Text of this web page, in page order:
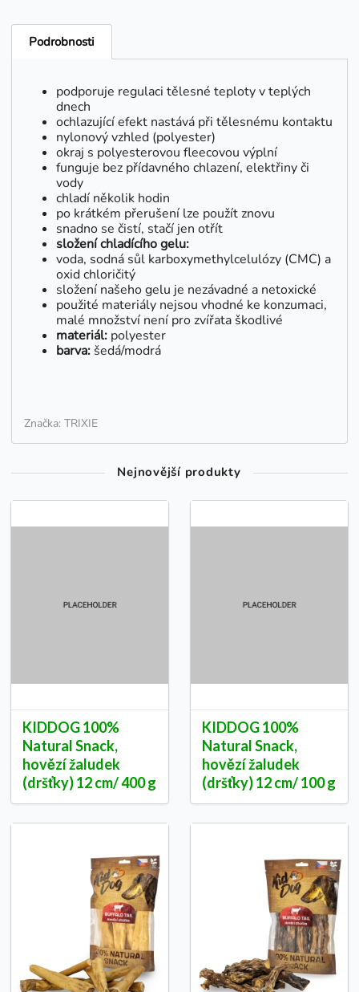
Podrobnosti
podporuje regulaci tělesné teploty v teplých
dnech
ochlazující efekt nastává při tělesnému kontaktu
nylonový vzhled (polyester)
okraj s polyesterovou fleecovou výplní
funguje bez přídavného chlazení, elektřiny či
vody
chladí několik hodin
po krátkém přerušení lze použít znovu
snadno se čistí, stačí jen otřít
složení chladícího gelu:
voda, sodná sůl karboxymethylcelulózy (CMC) a
oxid chloričitý
složení našeho gelu je nezávadné a netoxické
použité materiály nejsou vhodné ke konzumaci,
malé množství není pro zvířata škodlivé
materiál: polyester
barva: šedá/modrá
Značka: TRIXIE
Nejnovější produkty
KIDDOG 100%
Natural Snack,
hovězí žaludek
(dršťky) 12 cm/ 400 g
KIDDOG 100%
Natural Snack,
hovězí žaludek
(dršťky) 12 cm/ 100 g